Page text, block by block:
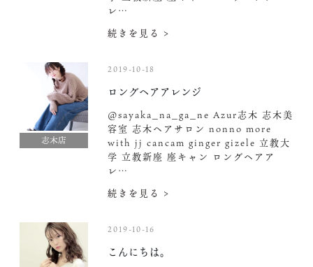
レ…
続きを見る >
志木店
2019-10-18
ロングヘアアレンジ
@sayaka_na_ga_ne Azur志木 志木美
容室 志木ヘアサロン nonno more
with jj cancam ginger gizele 立教大
学 立教新座 座キャン ロングヘアア
レ…
続きを見る >
2019-10-16
こんにちは。